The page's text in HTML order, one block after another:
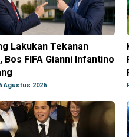
Lakukan Tekanan
Bos FIFA Gianni Infantino
Agustus 2026